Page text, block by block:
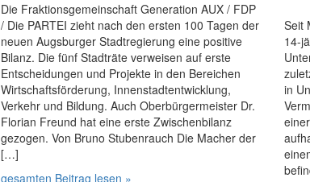
Die Fraktionsgemeinschaft Generation AUX / FDP
/ Die PARTEI zieht nach den ersten 100 Tagen der
neuen Augsburger Stadtregierung eine positive
Bilanz. Die fünf Stadträte verweisen auf erste
Entscheidungen und Projekte in den Bereichen
Wirtschaftsförderung, Innen­stadt­entwicklung,
Verkehr und Bildung. Auch Ober­bürger­meister Dr.
Florian Freund hat eine erste Zwischen­bilanz
gezogen. Von Bruno Stubenrauch Die Macher der
[…]
gesamten Beitrag lesen »
Seit
14-
in